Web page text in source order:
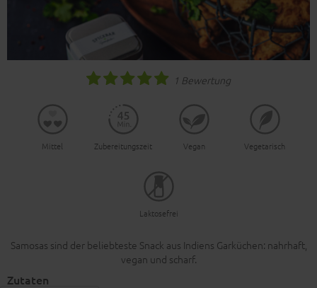
1 Bewertung
Mittel Zubereitungszeit Vegan Vegetarisch
Laktosefrei
Samosas sind der beliebteste Snack aus Indiens Garküchen: nahrhaft,
vegan und scharf.
Zutaten